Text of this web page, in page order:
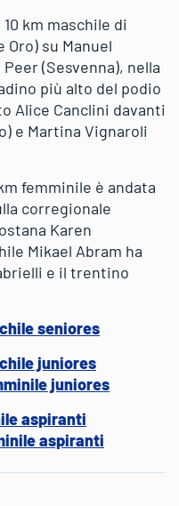
km maschile di
su Manuel
(Sesvenna), nella
più alto del podio
Alice Canclini davanti
e Martina Vignaroli
femminile è andata
corregionale
Karen
Mikael Abram ha
e il trentino
seniores
juniores
juniores
aspiranti
aspiranti